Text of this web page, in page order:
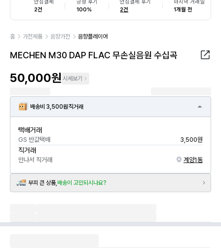
안심결제
2건
긍정 후기
100%
안심결제 후기
2건
마지막 거래일
1개월 전
홈 가전제품 음향가전 음향플레이어
MECHEN M30 DAP FLAC 무손실음원 수십곡
50,000원 시세보기
배송비 3,500원직거래
택배거래
GS 반값택배 3,500원
직거래
만나서 직거래 계양1동
부피 큰 상품, 배송이 고민되시나요?